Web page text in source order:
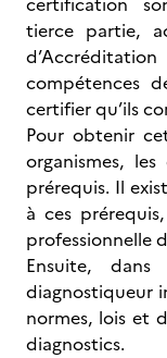
tierce partie,
compétences
certifier qu’ils
Pour obtenir
organismes,
prérequis. Il
à ces
professionnelle
Ensuite,
diagnostiqueur
normes, lois et
diagnostics.